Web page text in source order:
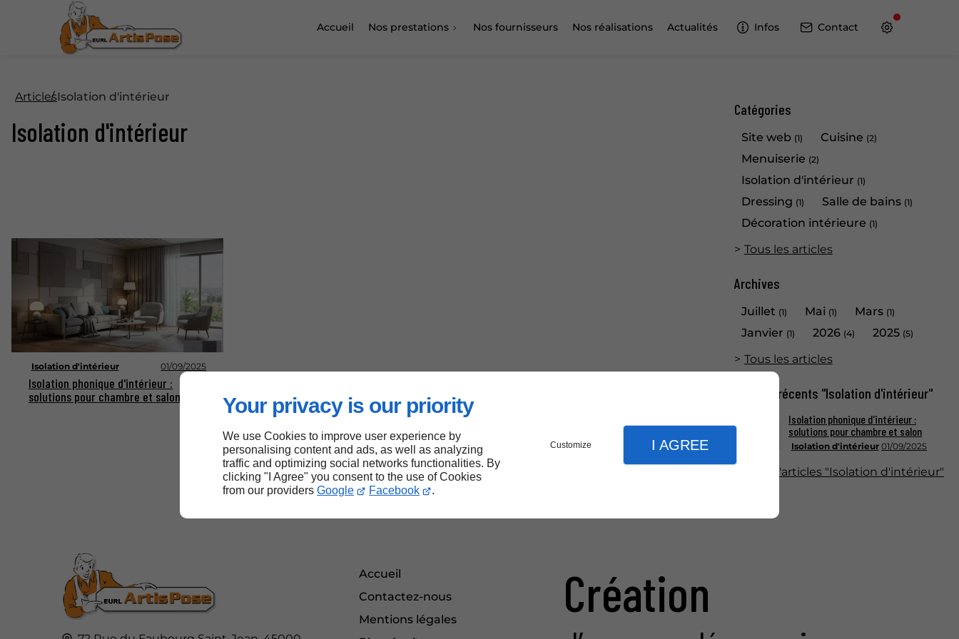
Your privacy is our priority
We use Cookies to improve user experience by
personalising content and ads, as well as analyzing
traffic and optimizing social networks functionalities. By
clicking "I Agree" you consent to the use of Cookies
from our providers Google Facebook .
Customize I AGREE
Accueil Nos prestations Nos fournisseurs Nos réalisations Actualités Infos Contact
Catégories
Site web (1) Cuisine (2)
Menuiserie (2)
Isolation d'intérieur (1)
Dressing (1) Salle de bains (1)
Décoration intérieure (1)
Tous les articles
Archives
Juillet (1) Mai (1) Mars (1)
Janvier (1) 2026 (4) 2025 (5)
Tous les articles
Articles récents "Isolation d'intérieur"
Isolation d'intérieur 01/09/2025
Isolation phonique d'intérieur :
solutions pour chambre et salon
Plus d'articles "Isolation d'intérieur"
ArticlesIsolation d'intérieur
Isolation d'intérieur
Isolation d'intérieur 01/09/2025
Isolation phonique d'intérieur :
solutions pour chambre et salon
Accueil
Contactez-nous
Mentions légales
Création